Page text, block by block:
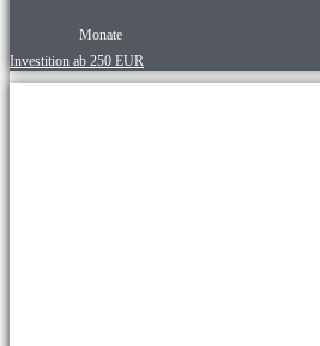
Monate
Investition ab 250 EUR